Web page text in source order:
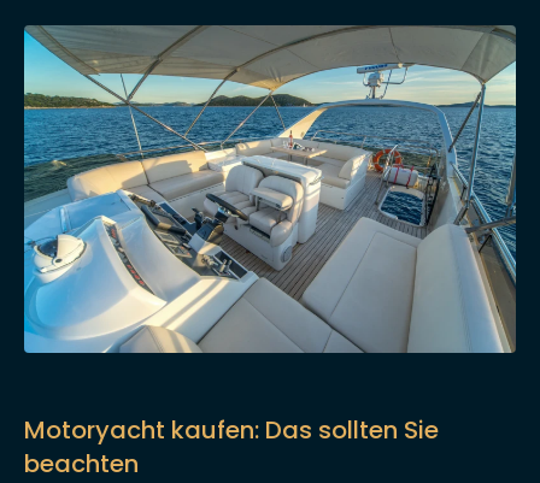
Motoryacht kaufen: Das sollten Sie
beachten